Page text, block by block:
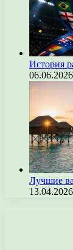
История
06.06.2026
Лучшие
13.04.2026